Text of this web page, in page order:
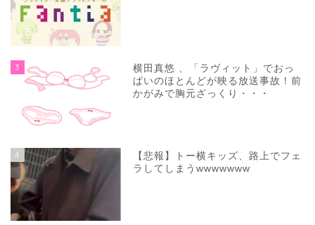
3
横田真悠 、「ラヴィット」でおっ
ぱいのほとんどが映る放送事故！前
かがみで胸元ざっくり・・・
4
【悲報】トー横キッズ、路上でフェ
ラしてしまうwwwwwww